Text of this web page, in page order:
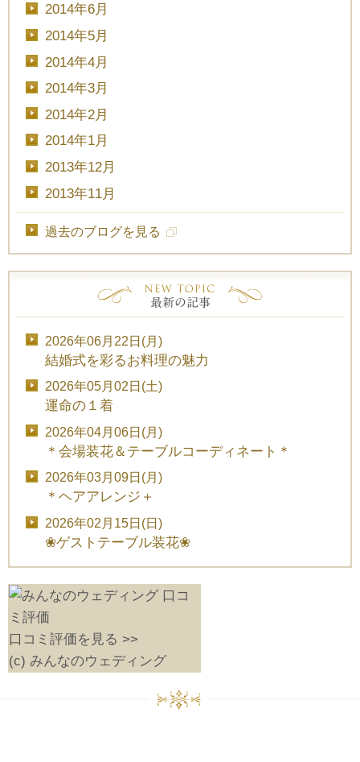
2014年6月
2014年5月
2014年4月
2014年3月
2014年2月
2014年1月
2013年12月
2013年11月
過去のブログを見る
2026年06月22日(月)
結婚式を彩るお料理の魅力
2026年05月02日(土)
運命の１着
2026年04月06日(月)
＊会場装花＆テーブルコーディネート＊
2026年03月09日(月)
＊ヘアアレンジ＋
2026年02月15日(日)
❀ゲストテーブル装花❀
口コミ評価を見る >>
(c) みんなのウェディング